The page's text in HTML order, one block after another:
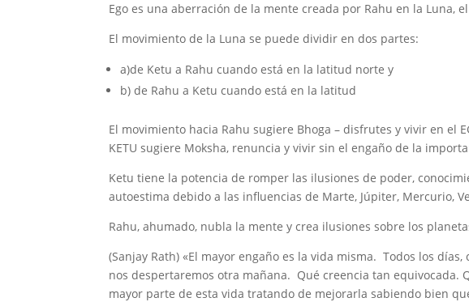
Ego es una aberración de la mente creada por Rahu en la Luna,
El movimiento de la Luna se puede dividir en dos partes:
a)de Ketu a Rahu cuando está en la latitud norte y
b) de Rahu a Ketu cuando está en la latitud
El movimiento hacia Rahu sugiere Bhoga – disfrutes y vivir en el
KETU sugiere Moksha, renuncia y vivir sin el engaño de la
Ketu tiene la potencia de romper las ilusiones de poder,
autoestima debido a las influencias de Marte, Júpiter, Mercurio,
Rahu, ahumado, nubla la mente y crea ilusiones sobre los
(Sanjay Rath) «El mayor engaño es la vida misma. Todos los
nos despertaremos otra mañana. Qué creencia tan equivocada.
mayor parte de esta vida tratando de mejorarla sabiendo bien